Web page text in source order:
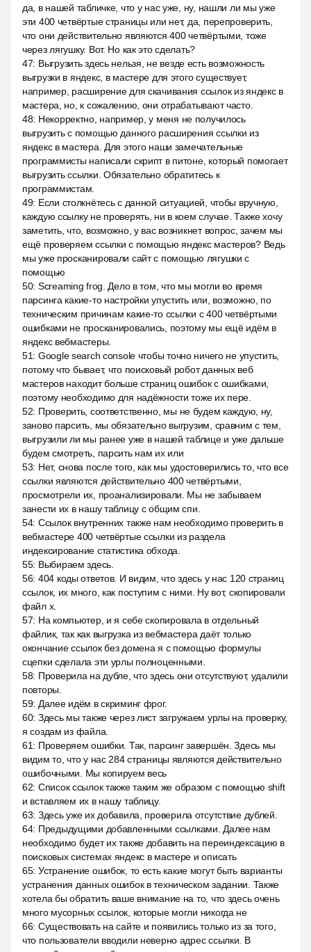
да, в нашей табличке, что у нас уже, ну, нашли ли мы уже
эти 400 четвёртые страницы или нет, да, перепроверить,
что они действительно являются 400 четвёртыми, тоже
через лягушку. Вот. Но как это сделать?
47: Выгрузить здесь нельзя, не везде есть возможность
выгрузки в яндекс, в мастере для этого существует,
например, расширение для скачивания ссылок из яндекс в
мастера, но, к сожалению, они отрабатывают часто.
48: Некорректно, например, у меня не получилось
выгрузить с помощью данного расширения ссылки из
яндекс в мастера. Для этого наши замечательные
программисты написали скрипт в питоне, который помогает
выгрузить ссылки. Обязательно обратитесь к
программистам.
49: Если столкнётесь с данной ситуацией, чтобы вручную,
каждую ссылку не проверять, ни в коем случае. Также хочу
заметить, что, возможно, у вас возникнет вопрос, зачем мы
ещё проверяем ссылки с помощью яндекс мастеров? Ведь
мы уже просканировали сайт с помощью лягушки с
помощью
50: Screaming frog. Дело в том, что мы могли во время
парсинга какие-то настройки упустить или, возможно, по
техническим причинам какие-то ссылки с 400 четвёртыми
ошибками не просканировались, поэтому мы ещё идём в
яндекс вебмастеры.
51: Google search console чтобы точно ничего не упустить,
потому что бывает, что поисковый робот данных веб
мастеров находит больше страниц ошибок с ошибками,
поэтому необходимо для надёжности тоже их пере.
52: Проверить, соответственно, мы не будем каждую, ну,
заново парсить, мы обязательно выгрузим, сравним с тем,
выгрузили ли мы ранее уже в нашей таблице и уже дальше
будем смотреть, парсить нам их или
53: Нет, снова после того, как мы удостоверились то, что все
ссылки являются действительно 400 четвёртыми,
просмотрели их, проанализировали. Мы не забываем
занести их в нашу таблицу с общим спи.
54: Ссылок внутренних также нам необходимо проверить в
вебмастере 400 четвёртые ссылки из раздела
индексирование статистика обхода.
55: Выбираем здесь.
56: 404 коды ответов. И видим, что здесь у нас 120 страниц
ссылок, их много, как поступим с ними. Ну вот, скопировали
файл x.
57: На компьютер, и я себе скопировала в отдельный
файлик, так как выгрузка из вебмастера даёт только
окончание ссылок без домена я с помощью формулы
сцепки сделала эти урлы полноценными.
58: Проверила на дубле, что здесь они отсутствуют, удалили
повторы.
59: Далее идём в скриминг фрог.
60: Здесь мы также через лист загружаем урлы на проверку,
я создам из файла.
61: Проверяем ошибки. Так, парсинг завершён. Здесь мы
видим то, что у нас 284 страницы являются действительно
ошибочными. Мы копируем весь
62: Список ссылок также таким же образом с помощью shift
и вставляем их в нашу таблицу.
63: Здесь уже их добавила, проверила отсутствие дублей.
64: Предыдущими добавленными ссылками. Далее нам
необходимо будет их также добавить на переиндексацию в
поисковых системах яндекс в мастере и описать
65: Устранение ошибок, то есть какие могут быть варианты
устранения данных ошибок в техническом задании. Также
хотела бы обратить ваше внимание на то, что здесь очень
много мусорных ссылок, которые могли никогда не
66: Существовать на сайте и появились только из за того,
что пользователи вводили неверно адрес ссылки. В